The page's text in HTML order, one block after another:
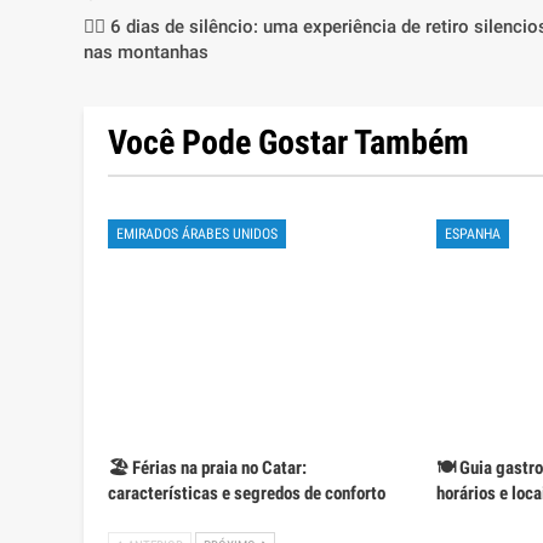
🧘‍♀️ 6 dias de silêncio: uma experiência de retiro
nas montanhas
Você Pode Gostar Também
EMIRADOS ÁRABES UNIDOS
🏖️ Férias na praia no Catar:
características e segredos de conforto
ESPANHA
🍽️ Guia
horários e